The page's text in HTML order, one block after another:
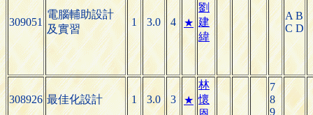
309051
電腦輔助設計
及實習
1 3.0 4 ★
劉
建
緯
A B
C D
308926 最佳化設計 1 3.0 3 ★
林
懷
7
8
9